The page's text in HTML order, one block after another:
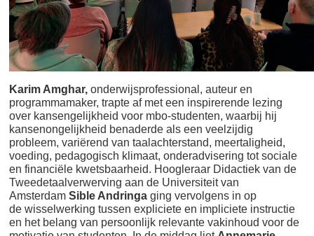
Karim Amghar,onderwijsprofessional, auteur en
programmamaker, trapte af met een inspirerende lezing
over kansengelijkheid voor mbo-studenten, waarbij hij
kansenongelijkheid benaderde als een veelzijdig
probleem, variërend van taalachterstand, meertaligheid,
voeding, pedagogisch klimaat, onderadvisering tot sociale
en financiële kwetsbaarheid. Hoogleraar Didactiek van de
Tweedetaalverwerving aan de Universiteit van
AmsterdamSible Andringa ging vervolgens in op
de wisselwerking tussen expliciete en impliciete instructie
en het belang van persoonlijk relevante vakinhoud voor de